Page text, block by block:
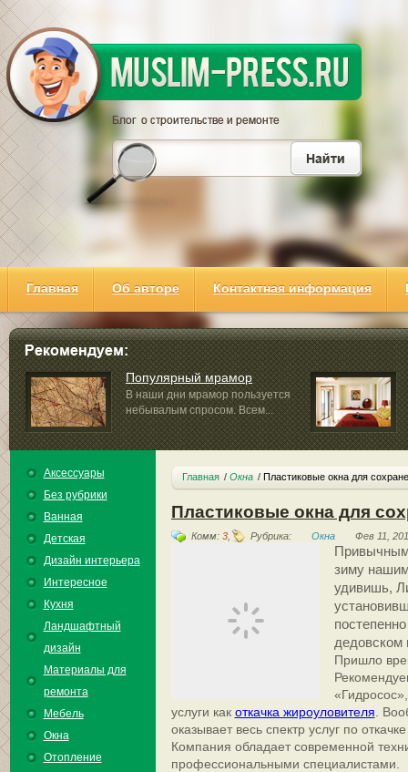
Главная Об авторе Контактная информация
Популярный мрамор
В наши дни мрамор пользуется
небывалым спросом. Всем...
кровельных...
Аксессуары
Без рубрики
Ванная
Детская
Дизайн интерьера
Интересное
Кухня
Ландшафтный
дизайн
Материалы для
ремонта
Мебель
Окна
Отопление
Главная Окна Пластиковые окна для
Пластиковые окна для
Комм: 3, Рубрика: Окна Фев 11,
Привычным
зиму
удивишь,
дедовском
Пришло
услуги как откачка жироуловителя .
оказывает весь спектр услуг по
Компания обладает современной
профессиональными специалистами.